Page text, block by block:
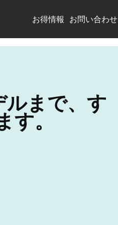
お得情報 お問い合わせ
ルまで、す
す。